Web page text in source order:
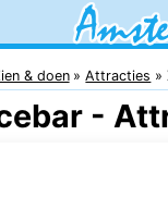
& doen Attracties
-